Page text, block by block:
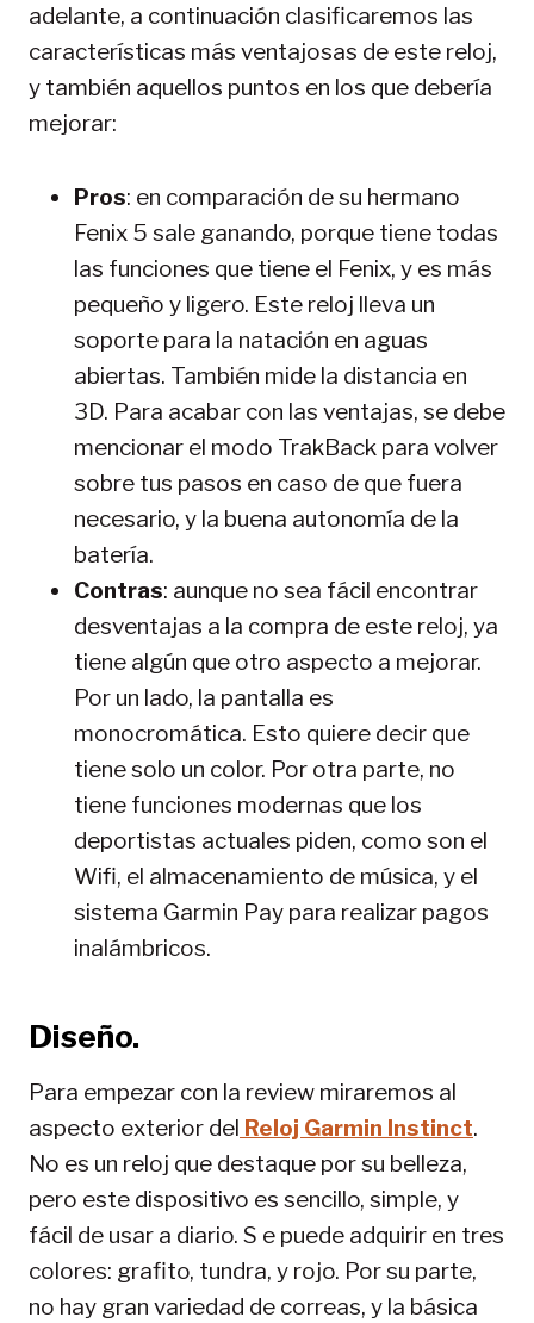
adelante, a continuación clasificaremos las
características más ventajosas de este reloj,
y también aquellos puntos en los que debería
mejorar:
Pros: en comparación de su hermano
Fenix 5 sale ganando, porque tiene todas
las funciones que tiene el Fenix, y es más
pequeño y ligero. Este reloj lleva un
soporte para la natación en aguas
abiertas. También mide la distancia en
3D. Para acabar con las ventajas, se debe
mencionar el modo TrakBack para volver
sobre tus pasos en caso de que fuera
necesario, y la buena autonomía de la
batería.
Contras: aunque no sea fácil encontrar
desventajas a la compra de este reloj, ya
tiene algún que otro aspecto a mejorar.
Por un lado, la pantalla es
monocromática. Esto quiere decir que
tiene solo un color. Por otra parte, no
tiene funciones modernas que los
deportistas actuales piden, como son el
Wifi, el almacenamiento de música, y el
sistema Garmin Pay para realizar pagos
inalámbricos.
Diseño.
Para empezar con la review miraremos al
aspecto exterior del Reloj Garmin Instinct.
No es un reloj que destaque por su belleza,
pero este dispositivo es sencillo, simple, y
fácil de usar a diario. S e puede adquirir en tres
colores: grafito, tundra, y rojo. Por su parte,
no hay gran variedad de correas, y la básica